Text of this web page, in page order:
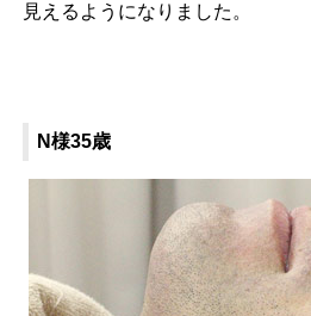
見えるようになりました。
N様35歳